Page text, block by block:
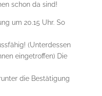
schon da sind!
um 20.15 Uhr. So
(Unterdessen
eingetroffen) Die
die Bestätigung